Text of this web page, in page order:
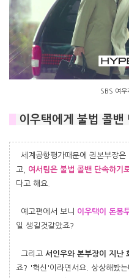
SBS 여우
이우택에게 불법 콜밴
세계공항평가때문에 권본부장
고,
여서팀은 불법 콜밴 단속하기
다고 해요.
예고편에서 보니 이우택이 돈봉
일 생길것같았죠?
그리고 서인우와 본부장이 지난
죠? '혁신'이라면서요. 상상해봤